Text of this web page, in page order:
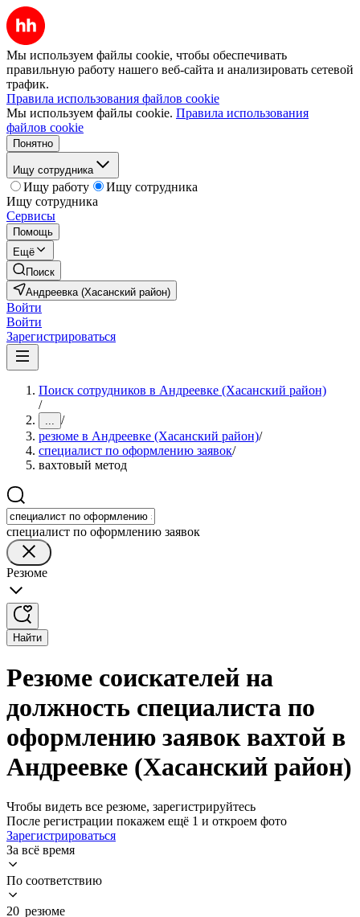
Мы используем файлы cookie, чтобы обеспечивать
правильную работу нашего веб-сайта и анализировать сетевой
трафик.
Правила использования файлов cookie
Мы используем файлы cookie. Правила использования
файлов cookie
Понятно
Ищу сотрудника
Ищу работу
Ищу сотрудника
Ищу сотрудника
Сервисы
Помощь
Ещё
Поиск
Андреевка (Хасанский район)
Войти
Войти
Зарегистрироваться
Поиск сотрудников в Андреевке (Хасанский район)
/
... /
резюме в Андреевке (Хасанский район)/
специалист по оформлению заявок/
вахтовый метод
специалист по оформлению заявок
Резюме
Найти
Резюме соискателей на
должность специалиста по
оформлению заявок вахтой в
Андреевке (Хасанский район)
Чтобы видеть все резюме, зарегистрируйтесь
После регистрации покажем ещё 1 и откроем фото
Зарегистрироваться
За всё время
По соответствию
20 резюме